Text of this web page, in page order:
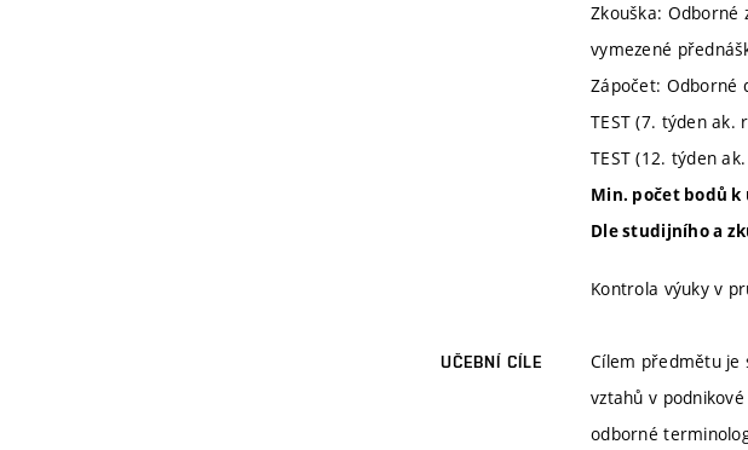
Zkouška: Odborné
vymezené
Zápočet: Odborné
TEST (7. týden ak.
TEST (12. týden
Min. počet bodů k
Dle studijního a
Kontrola výuky v
UČEBNÍ CÍLE
Cílem předmětu je
vztahů v
odborné